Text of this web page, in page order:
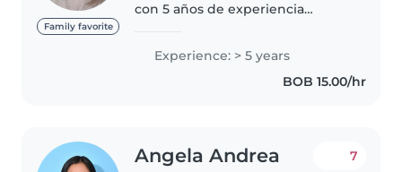
Family favorite
con 5 años de experiencia
edades, desde bebés hasta
escolares. Me considero una
persona responsable, creativa y
Experience: > 5 years
BOB 15.00/hr
Angela Andrea
7